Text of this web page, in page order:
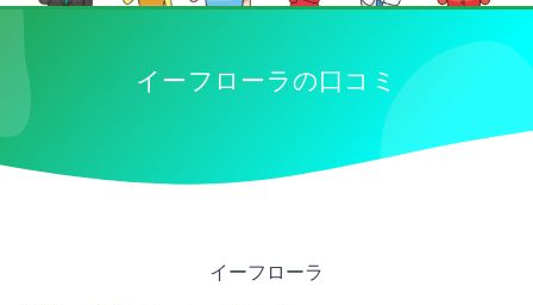
イーフローラの口コミ
イーフローラ